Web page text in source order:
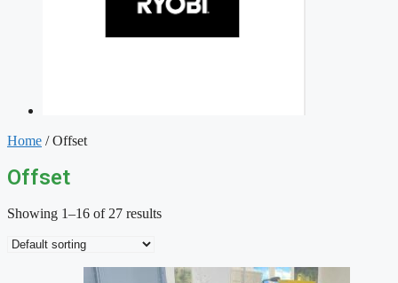
Home / Offset
Offset
Showing 1–16 of 27 results